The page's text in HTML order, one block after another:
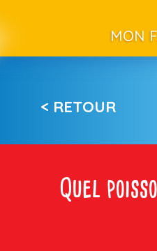
MON
< RETOUR
Quel